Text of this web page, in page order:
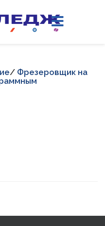
/ Фрезеровщик на